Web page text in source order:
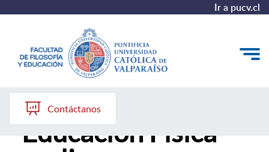
Ir a pucv.cl
Quiénes somos
Líneas de trabajo 2025-2028
Contáctanos
Escuela de
Educación Física